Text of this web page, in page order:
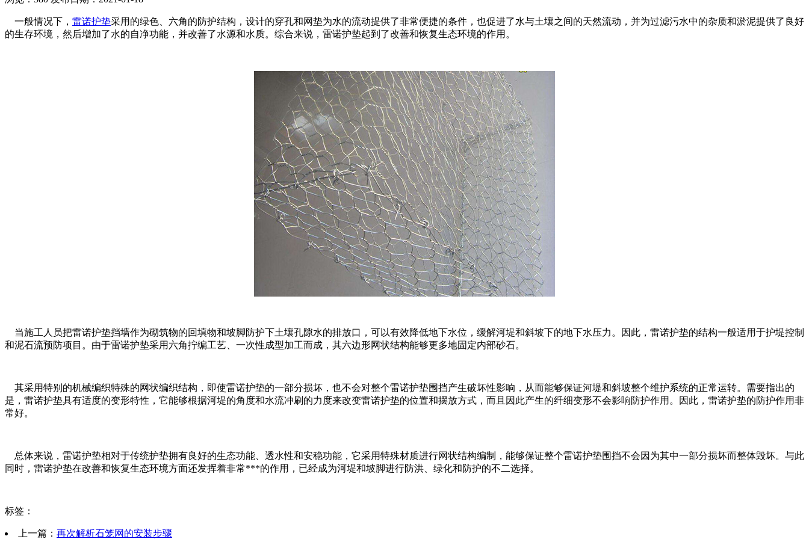
一般情况下， 雷诺护垫采用的绿色、六角的防护结构，设计的穿孔和网垫为水的流动提供了非常便捷的条件，也促进了水与土壤之间的天然流动，并为过滤污水中的杂质和淤泥提供了良好
的生存环境，然后增加了水的自净功能，并改善了水源和水质。综合来说，雷诺护垫起到了改善和恢复生态环境的作用。
当施工人员把雷诺护垫挡墙作为砌筑物的回填物和坡脚防护下土壤孔隙水的排放口，可以有效降低地下水位，缓解河堤和斜坡下的地下水压力。因此，雷诺护垫的结构一般适用于护堤控制
和泥石流预防项目。由于雷诺护垫采用六角拧编工艺、一次性成型加工而成，其六边形网状结构能够更多地固定内部砂石。
其采用特别的机械编织特殊的网状编织结构，即使雷诺护垫的一部分损坏，也不会对整个雷诺护垫围挡产生破坏性影响，从而能够保证河堤和斜坡整个维护系统的正常运转。需要指出的
是，雷诺护垫具有适度的变形特性，它能够根据河堤的角度和水流冲刷的力度来改变雷诺护垫的位置和摆放方式，而且因此产生的纤细变形不会影响防护作用。因此，雷诺护垫的防护作用非
常好。
总体来说，雷诺护垫相对于传统护垫拥有良好的生态功能、透水性和安稳功能，它采用特殊材质进行网状结构编制，能够保证整个雷诺护垫围挡不会因为其中一部分损坏而整体毁坏。与此
同时，雷诺护垫在改善和恢复生态环境方面还发挥着非常***的作用，已经成为河堤和坡脚进行防洪、绿化和防护的不二选择。
标签：
上一篇： 再次解析石笼网的安装步骤